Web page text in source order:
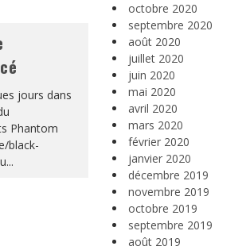
jours dans
Phantom
black-
...
octobre 2020
septembre 2020
août 2020
juillet 2020
juin 2020
mai 2020
avril 2020
mars 2020
février 2020
janvier 2020
décembre 2019
novembre 2019
octobre 2019
septembre 2019
août 2019